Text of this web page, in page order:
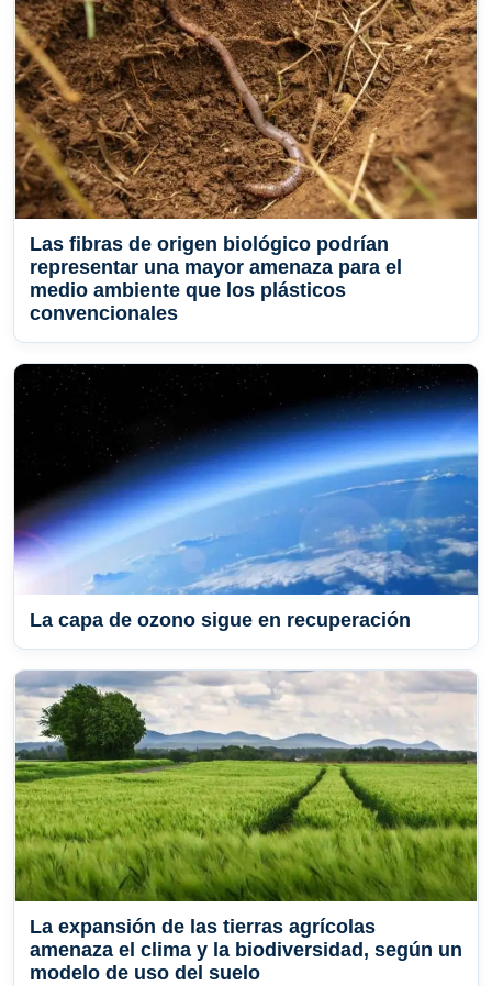
Las fibras de origen biológico podrían
representar una mayor amenaza para el
medio ambiente que los plásticos
convencionales
La capa de ozono sigue en recuperación
La expansión de las tierras agrícolas
amenaza el clima y la biodiversidad, según un
modelo de uso del suelo